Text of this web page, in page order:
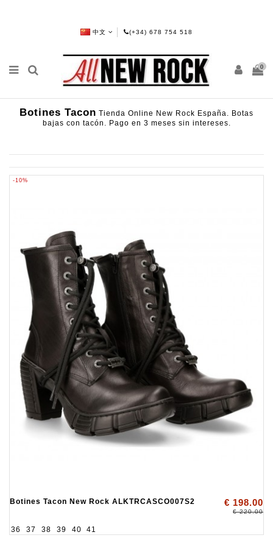
中文 (+34) 678 754 518
0
Botines Tacon Tienda Online New Rock España. Botas
bajas con tacón. Pago en 3 meses sin intereses.
-10%
Botines Tacon New Rock ALKTRCASCO007S2 € 198.00
€ 220.00
36 37 38 39 40 41